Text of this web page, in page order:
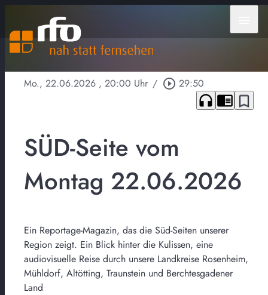
Mo., 22.06.2026 , 20:00 Uhr / play_circle_outline 29:50
headphones chrome_reader_mode bookmark_border
SÜD-Seite vom
Montag 22.06.2026
Ein Reportage-Magazin, das die Süd-Seiten unserer
Region zeigt. Ein Blick hinter die Kulissen, eine
audiovisuelle Reise durch unsere Landkreise Rosenheim,
Mühldorf, Altötting, Traunstein und Berchtesgadener
Land